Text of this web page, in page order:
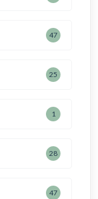
47
25
1
28
47